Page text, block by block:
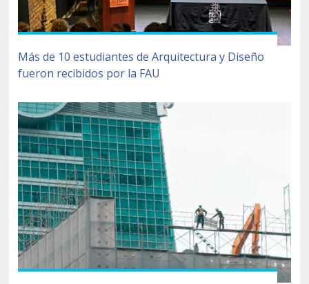
Más de 10 estudiantes de Arquitectura y Diseño
fueron recibidos por la FAU